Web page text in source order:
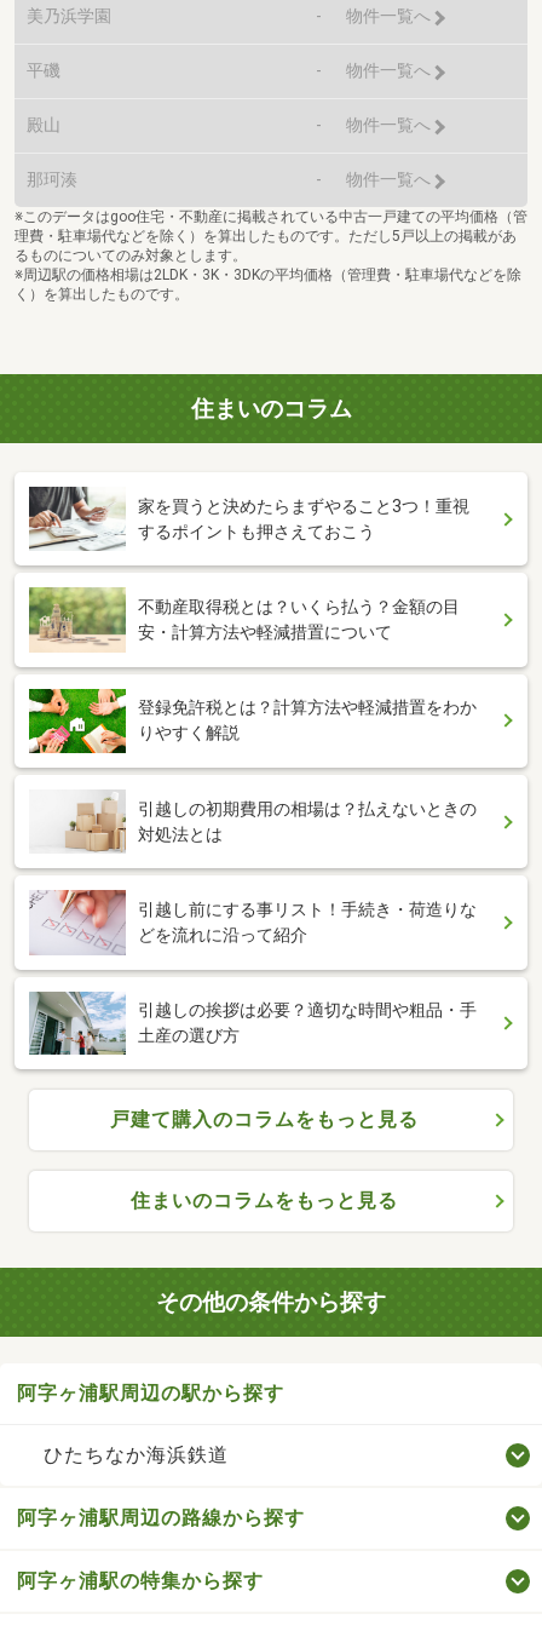
美乃浜学園 - 物件一覧へ
平磯 - 物件一覧へ
殿山 - 物件一覧へ
那珂湊 - 物件一覧へ
※このデータはgoo住宅・不動産に掲載されている中古一戸建ての平均価格（管
理費・駐車場代などを除く）を算出したものです。ただし5戸以上の掲載があ
るものについてのみ対象とします。
※周辺駅の価格相場は2LDK・3K・3DKの平均価格（管理費・駐車場代などを除
く）を算出したものです。
住まいのコラム
家を買うと決めたらまずやること3つ！重視
するポイントも押さえておこう
不動産取得税とは？いくら払う？金額の目
安・計算方法や軽減措置について
登録免許税とは？計算方法や軽減措置をわか
りやすく解説
引越しの初期費用の相場は？払えないときの
対処法とは
引越し前にする事リスト！手続き・荷造りな
どを流れに沿って紹介
引越しの挨拶は必要？適切な時間や粗品・手
土産の選び方
戸建て購入のコラムをもっと見る
住まいのコラムをもっと見る
その他の条件から探す
阿字ヶ浦駅周辺の駅から探す
ひたちなか海浜鉄道
阿字ヶ浦駅周辺の路線から探す
阿字ヶ浦駅の特集から探す